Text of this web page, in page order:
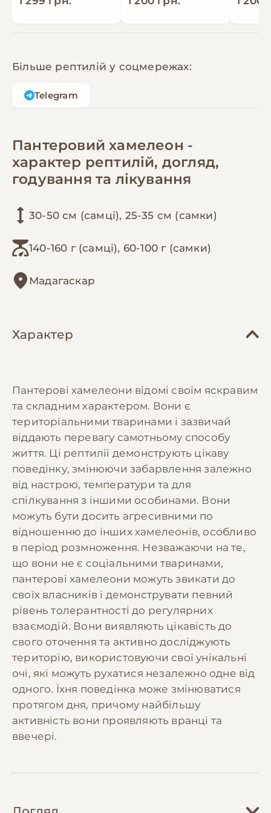
Більше рептилій у соцмережах:
Telegram
Пантеровий хамелеон -
характер рептилій, догляд,
годування та лікування
30-50 см (самці), 25-35 см (самки)
140-160 г (самці), 60-100 г (самки)
Мадагаскар
Характер
Пантерові хамелеони відомі своїм яскравим
та складним характером. Вони є
територіальними тваринами і зазвичай
віддають перевагу самотньому способу
життя. Ці рептилії демонструють цікаву
поведінку, змінюючи забарвлення залежно
від настрою, температури та для
спілкування з іншими особинами. Вони
можуть бути досить агресивними по
відношенню до інших хамелеонів, особливо
в період розмноження. Незважаючи на те,
що вони не є соціальними тваринами,
пантерові хамелеони можуть звикати до
своїх власників і демонструвати певний
рівень толерантності до регулярних
взаємодій. Вони виявляють цікавість до
свого оточення та активно досліджують
територію, використовуючи свої унікальні
очі, які можуть рухатися незалежно одне від
одного. Їхня поведінка може змінюватися
протягом дня, причому найбільшу
активність вони проявляють вранці та
ввечері.